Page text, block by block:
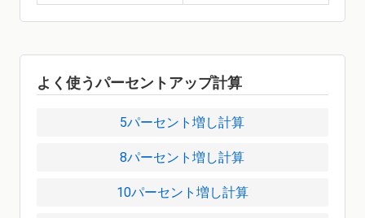
よく使うパーセントアップ計算
5パーセント増し計算
8パーセント増し計算
10パーセント増し計算